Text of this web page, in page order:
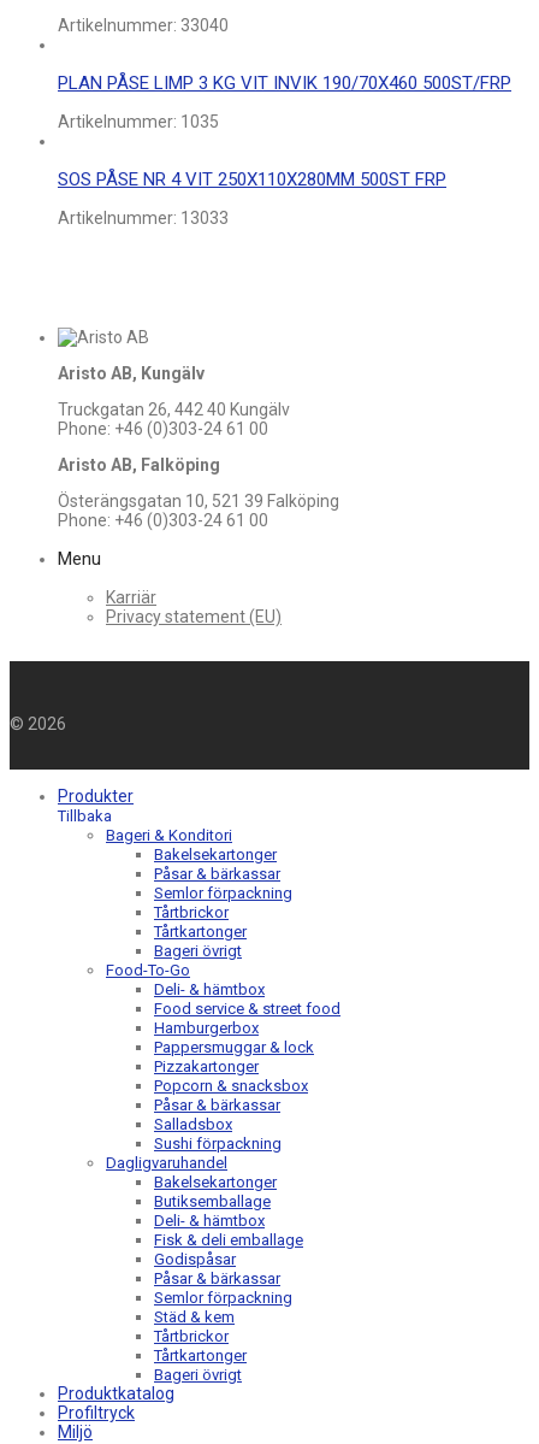
Artikelnummer: 33040
PLAN PÅSE LIMP 3 KG VIT INVIK 190/70X460 500ST/FRP
Artikelnummer: 1035
SOS PÅSE NR 4 VIT 250X110X280MM 500ST FRP
Artikelnummer: 13033
Aristo AB, Kungälv
Truckgatan 26, 442 40 Kungälv
Phone: +46 (0)303-24 61 00
Aristo AB, Falköping
Österängsgatan 10, 521 39 Falköping
Phone: +46 (0)303-24 61 00
Menu
Karriär
Privacy statement (EU)
© 2026
Produkter
Tillbaka
Bageri & Konditori
Bakelsekartonger
Påsar & bärkassar
Semlor förpackning
Tårtbrickor
Tårtkartonger
Bageri övrigt
Food-To-Go
Deli- & hämtbox
Food service & street food
Hamburgerbox
Pappersmuggar & lock
Pizzakartonger
Popcorn & snacksbox
Påsar & bärkassar
Salladsbox
Sushi förpackning
Dagligvaruhandel
Bakelsekartonger
Butiksemballage
Deli- & hämtbox
Fisk & deli emballage
Godispåsar
Påsar & bärkassar
Semlor förpackning
Städ & kem
Tårtbrickor
Tårtkartonger
Bageri övrigt
Produktkatalog
Profiltryck
Miljö